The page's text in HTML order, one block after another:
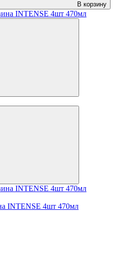
В корзину
INTENSE 4шт 470мл